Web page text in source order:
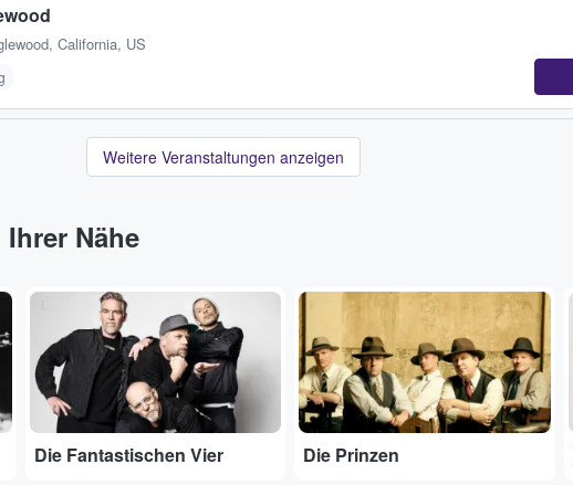
California, US
Weitere Veranstaltungen anzeigen
Nähe
Die Fantastischen Vier
...
Die Prinzen